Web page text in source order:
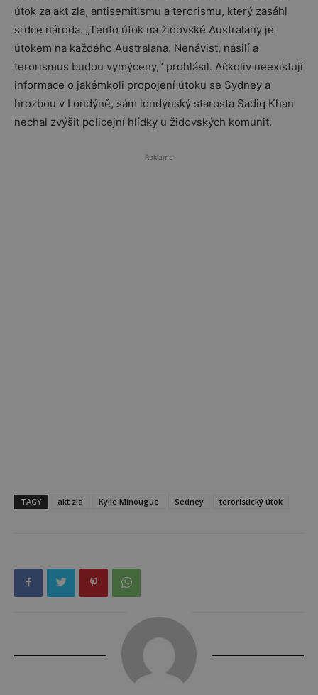
útok za akt zla, antisemitismu a terorismu, který zasáhl
srdce národa. „Tento útok na židovské Australany je
útokem na každého Australana. Nenávist, násilí a
terorismus budou vymýceny,“ prohlásil. Ačkoliv neexistují
informace o jakémkoli propojení útoku se Sydney a
hrozbou v Londýně, sám londýnský starosta Sadiq Khan
nechal zvýšit policejní hlídky u židovských komunit.
Reklama
TAGY akt zla Kylie Minougue Sedney teroristický útok